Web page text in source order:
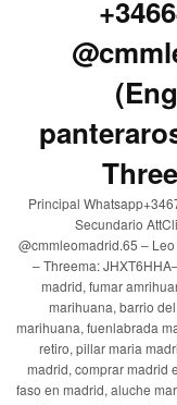
Principal
Secundario
@cmmleomadrid.65 –
– Threema:
madrid, fumar
marihuana, barrio
marihuana, fuenlabrada
retiro, pillar maria
madrid, comprar madrid
faso en madrid, aluche